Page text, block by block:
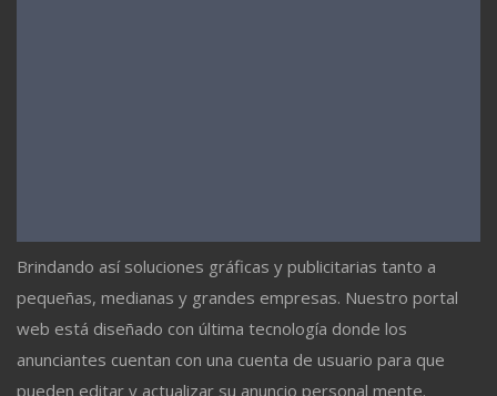
Brindando así soluciones gráficas y publicitarias tanto a
pequeñas, medianas y grandes empresas. Nuestro portal
web está diseñado con última tecnología donde los
anunciantes cuentan con una cuenta de usuario para que
pueden editar y actualizar su anuncio personal mente.